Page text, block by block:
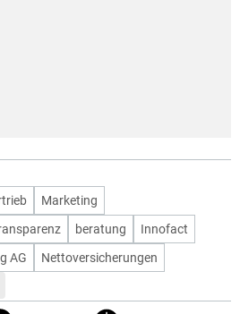
Marketing
beratung
Innofact
AG
Nettoversicherungen